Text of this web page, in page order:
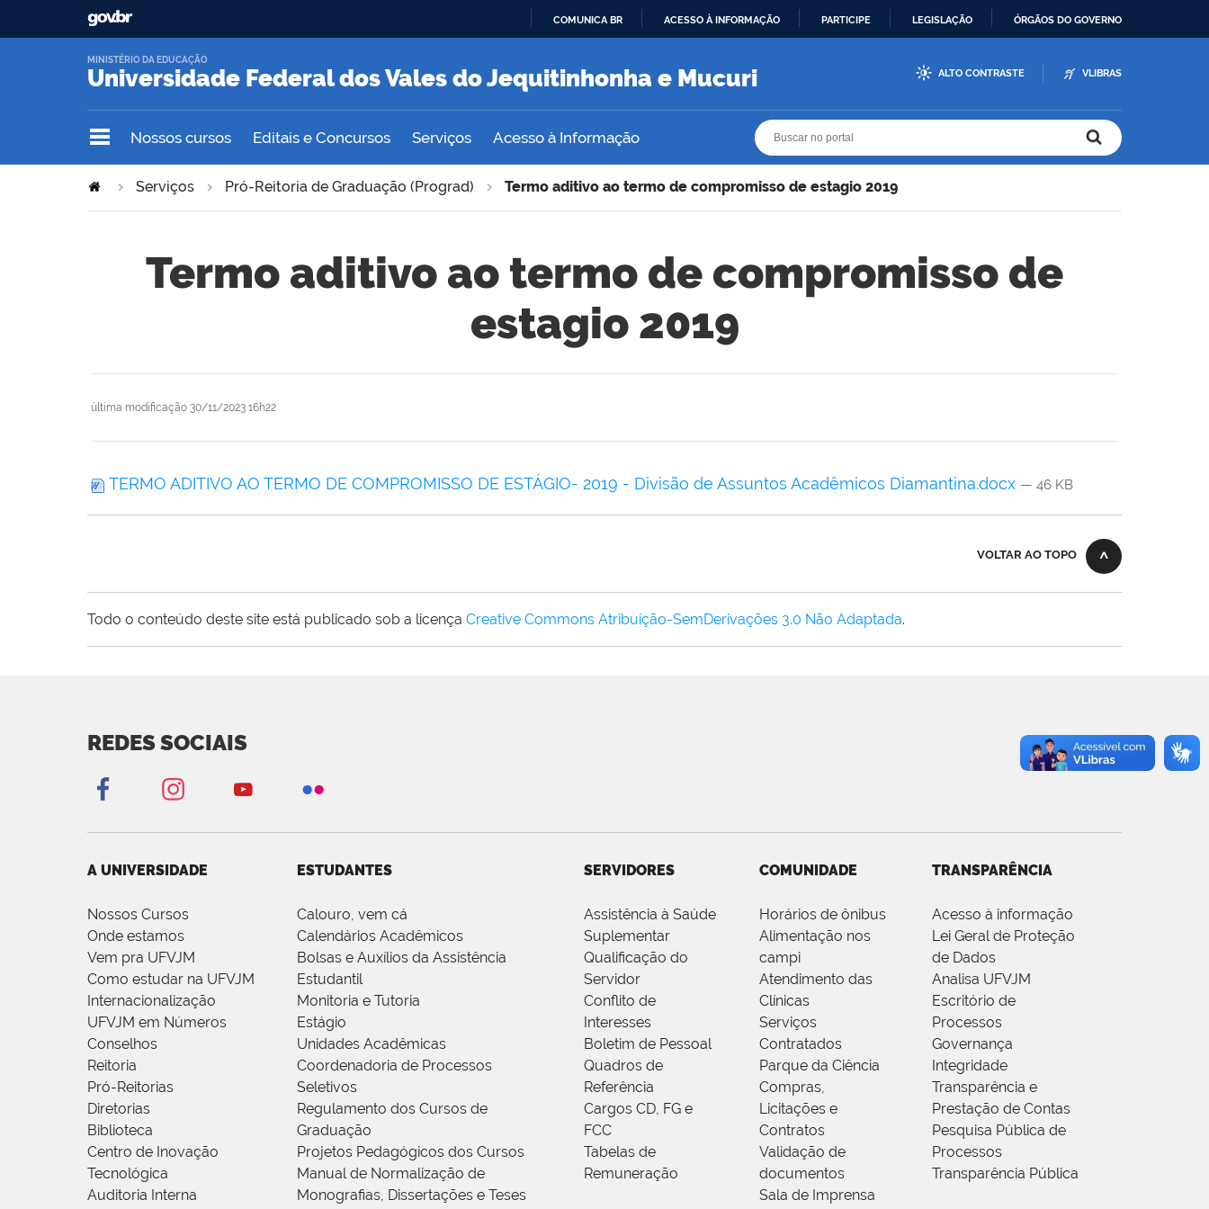
O
COMUNICA BR ACESSO À INFORMAÇÃO PARTICIPE LEGISLAÇÃO ÓRGÃOS DO GOVERNO
Universidade Federal dos Vales do Jequitinhonha e Mucuri
MINISTÉRIO DA EDUCAÇÃO
ALTO CONTRASTE VLIBRAS
Nossos cursos Editais e Concursos Serviços Acesso à Informação
Serviços Pró-Reitoria de Graduação (Prograd) Termo aditivo ao termo de compromisso de estagio 2019
Termo aditivo ao termo de compromisso de
estagio 2019
última modificação 30/11/2023 16h22
TERMO ADITIVO AO TERMO DE COMPROMISSO DE ESTÁGIO- 2019 - Divisão de Assuntos Acadêmicos Diamantina.docx — 46 KB
VOLTAR AO TOPO
Todo o conteúdo deste site está publicado sob a licença Creative Commons Atribuição-SemDerivações 3.0 Não Adaptada.
REDES SOCIAIS
A UNIVERSIDADE
Nossos Cursos
Onde estamos
Vem pra UFVJM
Como estudar na UFVJM
Internacionalização
UFVJM em Números
Conselhos
Reitoria
Pró-Reitorias
Diretorias
Biblioteca
Centro de Inovação
Tecnológica
Auditoria Interna
ESTUDANTES
Calouro, vem cá
Calendários Acadêmicos
Bolsas e Auxílios da Assistência
Estudantil
Monitoria e Tutoria
Estágio
Unidades Acadêmicas
Coordenadoria de Processos
Seletivos
Regulamento dos Cursos de
Graduação
Projetos Pedagógicos dos Cursos
Manual de Normalização de
Monografias, Dissertações e Teses
SERVIDORES
Assistência à Saúde
Suplementar
Qualificação do
Servidor
Conflito de
Interesses
Boletim de Pessoal
Quadros de
Referência
Cargos CD, FG e
FCC
Tabelas de
Remuneração
COMUNIDADE
Horários de ônibus
Alimentação nos
campi
Atendimento das
Clínicas
Serviços
Contratados
Parque da Ciência
Compras,
Licitações e
Contratos
Validação de
documentos
Sala de Imprensa
TRANSPARÊNCIA
Acesso à informação
Lei Geral de Proteção
de Dados
Analisa UFVJM
Escritório de
Processos
Governança
Integridade
Transparência e
Prestação de Contas
Pesquisa Pública de
Processos
Transparência Pública